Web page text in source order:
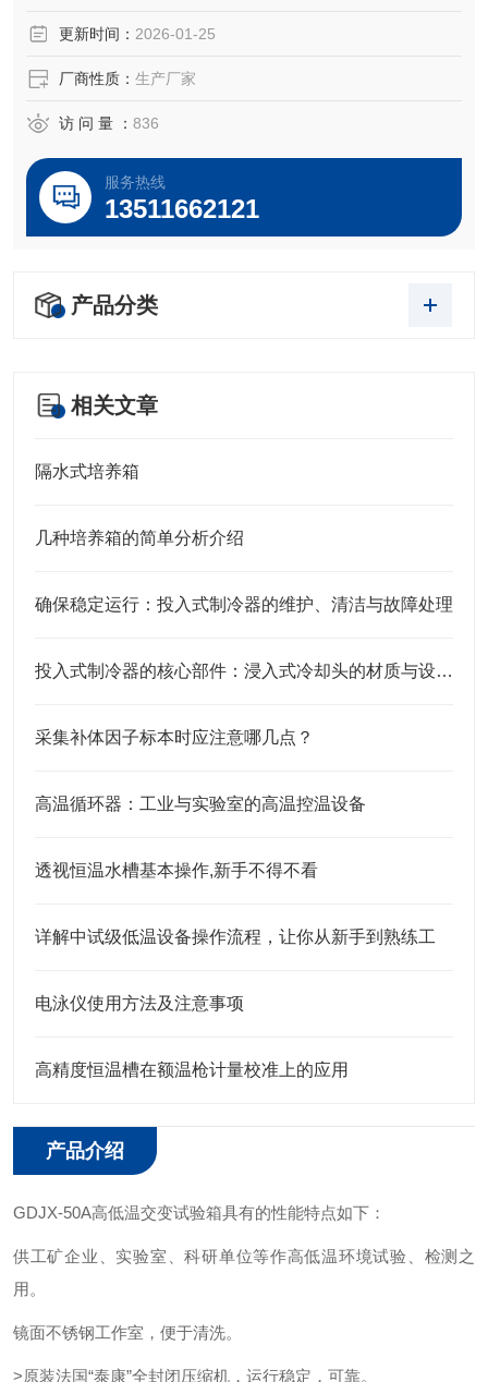
更新时间： 2026-01-25
厂商性质： 生产厂家
访 问 量 ： 836
服务热线
13511662121
产品分类
相关文章
隔水式培养箱
几种培养箱的简单分析介绍
确保稳定运行：投入式制冷器的维护、清洁与故障处理
投入式制冷器的核心部件：浸入式冷却头的材质与设计特点
采集补体因子标本时应注意哪几点？
高温循环器：工业与实验室的高温控温设备​
透视恒温水槽基本操作,新手不得不看
详解中试级低温设备操作流程，让你从新手到熟练工
电泳仪使用方法及注意事项
高精度恒温槽在额温枪计量校准上的应用
产品介绍
GDJX-50A高低温交变试验箱具有的性能特点如下：
供工矿企业、实验室、科研单位等作高低温环境试验、检测之
用。
镜面不锈钢工作室，便于清洗。
>原装法国“泰康”全封闭压缩机，运行稳定，可靠。